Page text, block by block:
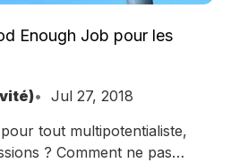
Enough Job pour les
Jul 27, 2018
tout multipotentialiste,
? Comment ne pas